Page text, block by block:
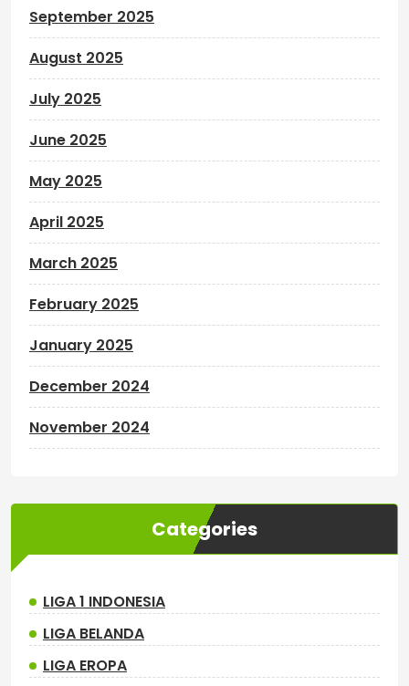
September 2025
August 2025
July 2025
June 2025
May 2025
April 2025
March 2025
February 2025
January 2025
December 2024
November 2024
Categories
LIGA 1 INDONESIA
LIGA BELANDA
LIGA EROPA